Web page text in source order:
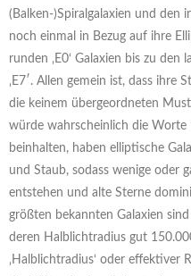
(Balken-)Spiralgalaxien und den
noch einmal in Bezug auf ihre
runden ‚E0‘ Galaxien bis zu
‚E7′. Allen gemein ist, dass ihre
die keinem übergeordneten
würde wahrscheinlich die Worte
beinhalten, haben elliptische
und Staub, sodass wenige oder
entstehen und alte Sterne
größten bekannten Galaxien sind
deren Halblichtradius gut
‚Halblichtradius‘ oder effektiver